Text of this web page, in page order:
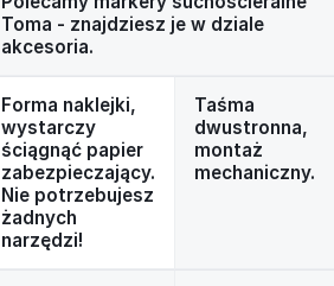
Toma - znajdziesz je w dziale
akcesoria.
Forma naklejki,
wystarczy
ściągnąć papier
zabezpieczający.
Nie potrzebujesz
żadnych
narzędzi!
Taśma
dwustronna,
montaż
mechaniczny.